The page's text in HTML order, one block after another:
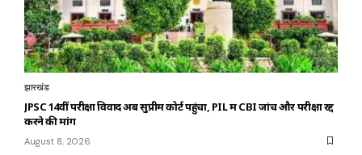
झारखंड
JPSC 14वीं परीक्षा विवाद अब सुप्रीम कोर्ट पहुंचा, PIL में CBI जांच और परीक्षा रद्द
करने की मांग
August 8, 2026